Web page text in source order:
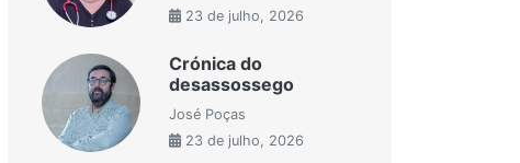
23 de julho, 2026
Crónica do
desassossego
José Poças
23 de julho, 2026